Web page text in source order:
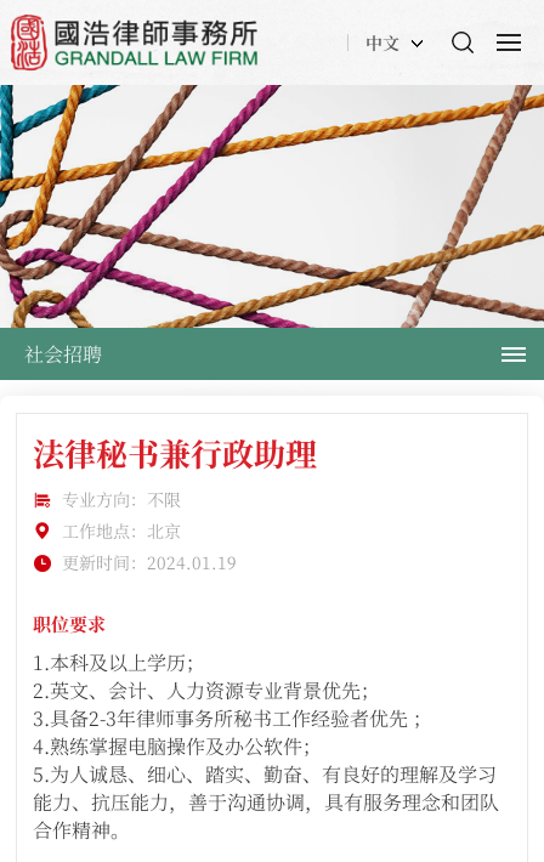
中文
社会招聘
法律秘书兼行政助理
专业方向：不限
工作地点：北京
更新时间：2024.01.19
职位要求
1.本科及以上学历；
2.英文、会计、人力资源专业背景优先；
3.具备2-3年律师事务所秘书工作经验者优先 ；
4.熟练掌握电脑操作及办公软件；
5.为人诚恳、细心、踏实、勤奋、有良好的理解及学习
能力、抗压能力，善于沟通协调，具有服务理念和团队
合作精神。